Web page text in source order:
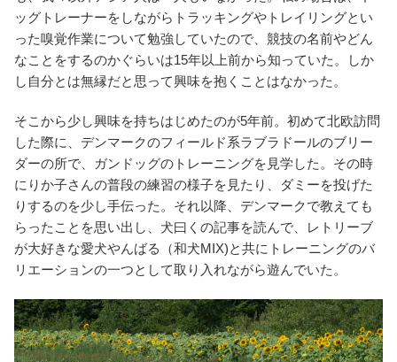
ッグトレーナーをしながらトラッキングやトレイリングとい
った嗅覚作業について勉強していたので、競技の名前やどん
なことをするのかぐらいは15年以上前から知っていた。しか
し自分とは無縁だと思って興味を抱くことはなかった。
そこから少し興味を持ちはじめたのが5年前。初めて北欧訪問
した際に、デンマークのフィールド系ラブラドールのブリー
ダーの所で、ガンドッグのトレーニングを見学した。その時
にりか子さんの普段の練習の様子を見たり、ダミーを投げた
りするのを少し手伝った。それ以降、デンマークで教えても
らったことを思い出し、犬曰くの記事を読んで、レトリーブ
が大好きな愛犬やんばる（和犬MIX)と共にトレーニングのバ
リエーションの一つとして取り入れながら遊んでいた。